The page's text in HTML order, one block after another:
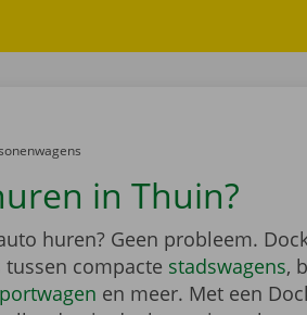
in Thuin?
huren? Geen probleem.
tussen compacte stadswagens,
en meer. Met een